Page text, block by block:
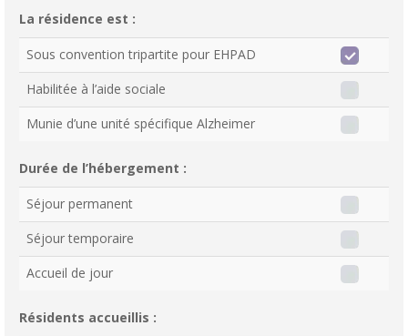
La résidence est :
Sous convention tripartite pour EHPAD
Habilitée à l’aide sociale
Munie d’une unité spécifique Alzheimer
Durée de l’hébergement :
Séjour permanent
Séjour temporaire
Accueil de jour
Résidents accueillis :